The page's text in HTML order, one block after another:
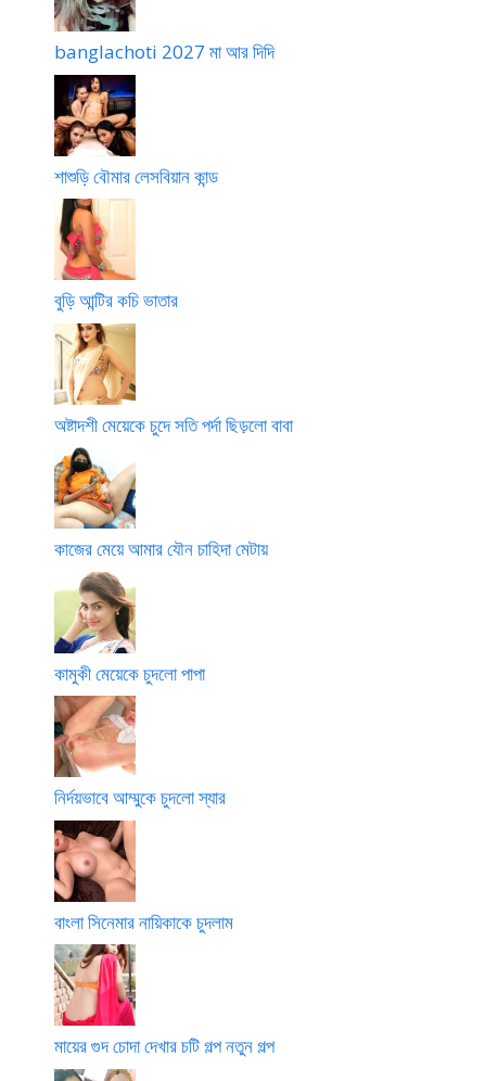
banglachoti 2027 মা আর দিদি
শাশুড়ি বৌমার লেসবিয়ান কান্ড
বুড়ি আন্টির কচি ভাতার
অষ্টাদশী মেয়েকে চুদে সতি পর্দা ছিড়লো বাবা
কাজের মেয়ে আমার যৌন চাহিদা মেটায়
কামুকী মেয়েকে চুদলো পাপা
নির্দয়ভাবে আম্মুকে চুদলো স্যার
বাংলা সিনেমার নায়িকাকে চুদলাম
মায়ের গুদ চোদা দেখার চটি গল্প নতুন গল্প